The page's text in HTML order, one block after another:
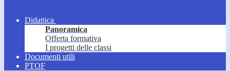
Didattica
Panoramica
Offerta formativa
I progetti delle classi
Documenti utili
PTOF